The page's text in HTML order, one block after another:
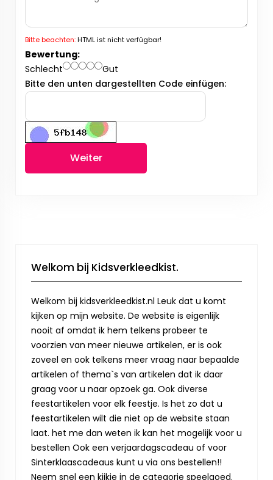
Bitte beachten:HTML ist nicht verfügbar!
Bewertung:
Schlecht
Gut
Bitte den unten dargestellten Code einfügen:
Weiter
Welkom bij Kidsverkleedkist.
Welkom bij kidsverkleedkist.nl Leuk dat u komt
kijken op mijn website. De website is eigenlijk
nooit af omdat ik hem telkens probeer te
voorzien van meer nieuwe artikelen, er is ook
zoveel en ook telkens meer vraag naar bepaalde
artikelen of thema`s van artikelen dat ik daar
graag voor u naar opzoek ga. Ook diverse
feestartikelen voor elk feestje. Is het zo dat u
feestartikelen wilt die niet op de website staan
laat. het me dan weten ik kan het mogelijk voor u
bestellen Ook een verjaardagscadeau of voor
Sinterklaascadeaus kunt u via ons bestellen!!
Neem snel een kijkje in de categorie speelgoed.